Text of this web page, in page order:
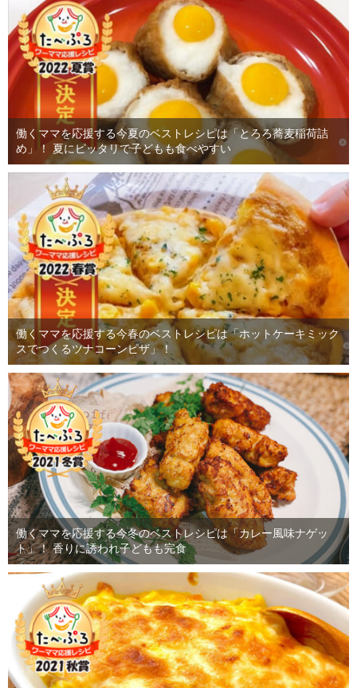
働くママを応援する今夏のベストレシピは「とろろ蕎麦稲荷詰
め」！ 夏にピッタリで子どもも食べやすい
働くママを応援する今春のベストレシピは「ホットケーキミック
スでつくるツナコーンピザ」！
働くママを応援する今冬のベストレシピは「カレー風味ナゲッ
ト」！ 香りに誘われ子どもも完食